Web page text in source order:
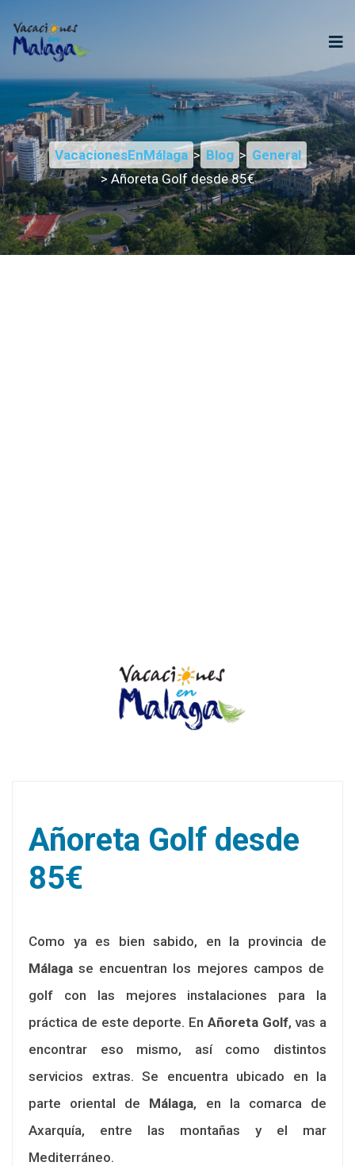
VacacionesEnMálaga > Blog > General
> Añoreta Golf desde 85€
Añoreta Golf desde
85€
Como ya es bien sabido, en la provincia de
Málaga se encuentran los mejores campos de
golf con las mejores instalaciones para la
práctica de este deporte. En Añoreta Golf, vas a
encontrar eso mismo, así como distintos
servicios extras. Se encuentra ubicado en la
parte oriental de Málaga, en la comarca de
Axarquía, entre las montañas y el mar
Mediterráneo.